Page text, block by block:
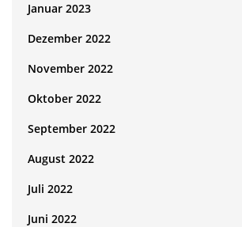
Januar 2023
Dezember 2022
November 2022
Oktober 2022
September 2022
August 2022
Juli 2022
Juni 2022